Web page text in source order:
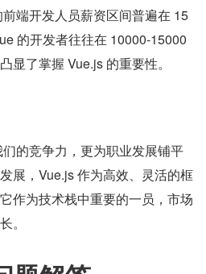
端开发人员薪资区间普遍在 15
的开发者往往在 10000-15000
显了掌握 Vue.js 的重要性。
的竞争力，更为职业发展铺平
展，Vue.js 作为高效、灵活的框
作为技术栈中重要的一员，市场
。